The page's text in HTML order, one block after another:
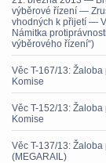
výběrové řízení —
vhodných k přijetí —
Námitka
výběrového řízení“)
Věc T-167/13:
Komise
Věc T-152/13:
Komise
Věc T-137/13:
(MEGARAIL)